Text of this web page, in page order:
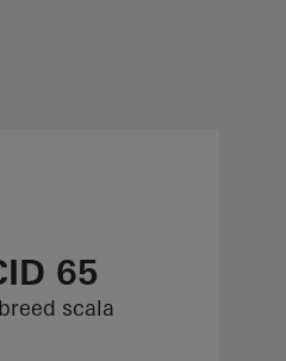
65
scala